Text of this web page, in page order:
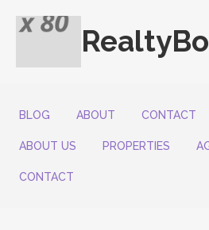
BLOG ABOUT CONTACT
ABOUT US PROPERTIES
CONTACT